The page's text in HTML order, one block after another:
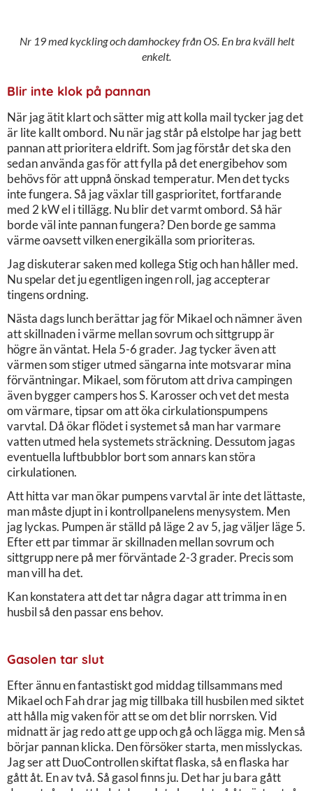
Nr 19 med kyckling och damhockey från OS. En bra kväll helt
enkelt.
Blir inte klok på pannan
När jag ätit klart och sätter mig att kolla mail tycker jag det
är lite kallt ombord. Nu när jag står på elstolpe har jag bett
pannan att prioritera eldrift. Som jag förstår det ska den
sedan använda gas för att fylla på det energibehov som
behövs för att uppnå önskad temperatur. Men det tycks
inte fungera. Så jag växlar till gasprioritet, fortfarande
med 2 kW el i tillägg. Nu blir det varmt ombord. Så här
borde väl inte pannan fungera? Den borde ge samma
värme oavsett vilken energikälla som prioriteras.
Jag diskuterar saken med kollega Stig och han håller med.
Nu spelar det ju egentligen ingen roll, jag accepterar
tingens ordning.
Nästa dags lunch berättar jag för Mikael och nämner även
att skillnaden i värme mellan sovrum och sittgrupp är
högre än väntat. Hela 5-6 grader. Jag tycker även att
värmen som stiger utmed sängarna inte motsvarar mina
förväntningar. Mikael, som förutom att driva campingen
även bygger campers hos S. Karosser och vet det mesta
om värmare, tipsar om att öka cirkulationspumpens
varvtal. Då ökar flödet i systemet så man har varmare
vatten utmed hela systemets sträckning. Dessutom jagas
eventuella luftbubblor bort som annars kan störa
cirkulationen.
Att hitta var man ökar pumpens varvtal är inte det lättaste,
man måste djupt in i kontrollpanelens menysystem. Men
jag lyckas. Pumpen är ställd på läge 2 av 5, jag väljer läge 5.
Efter ett par timmar är skillnaden mellan sovrum och
sittgrupp nere på mer förväntade 2-3 grader. Precis som
man vill ha det.
Kan konstatera att det tar några dagar att trimma in en
husbil så den passar ens behov.
Gasolen tar slut
Efter ännu en fantastiskt god middag tillsammans med
Mikael och Fah drar jag mig tillbaka till husbilen med siktet
att hålla mig vaken för att se om det blir norrsken. Vid
midnatt är jag redo att ge upp och gå och lägga mig. Men så
börjar pannan klicka. Den försöker starta, men misslyckas.
Jag ser att DuoControllen skiftat flaska, så en flaska har
gått åt. En av två. Så gasol finns ju. Det har ju bara gått